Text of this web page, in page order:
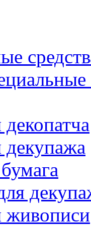
декупажа
живописи